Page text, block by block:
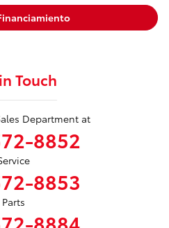
Touch
Department at
8852
8853
Parts